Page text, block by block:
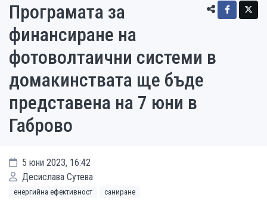
Програмата за
финансиране на
фотоволтаични системи в
домакинствата ще бъде
представена на 7 юни в
Габрово
5 юни 2023, 16:42
Десислава Сутева
енергийна ефективност саниране